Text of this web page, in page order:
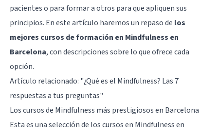
pacientes o para formar a otros para que apliquen sus
principios. En este artículo haremos un repaso de los
mejores cursos de formación en Mindfulness en
Barcelona, con descripciones sobre lo que ofrece cada
opción.
Artículo relacionado: "¿Qué es el Mindfulness? Las 7
respuestas a tus preguntas"
Los cursos de Mindfulness más prestigiosos en Barcelona
Esta es una selección de los cursos en Mindfulness en